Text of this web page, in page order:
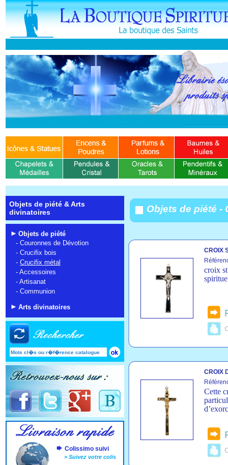
Objets de piété & Arts
divinatoires
Objets de piété
- Couronnes de Dévotion
- Crucifix bois
- Crucifix métal
- Accessoires
- Artisanat
- Communion
Arts divinatoires
Colissimo suivi
>Suivez votre colis
Objets de piété -
CROIX
croix
CROIX
Cette